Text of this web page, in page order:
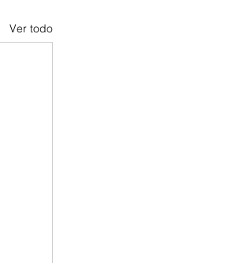
Ver todo